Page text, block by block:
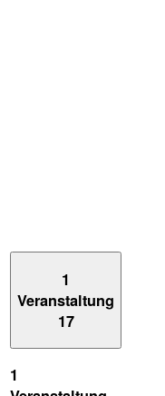
1
Veranstaltung
17
1